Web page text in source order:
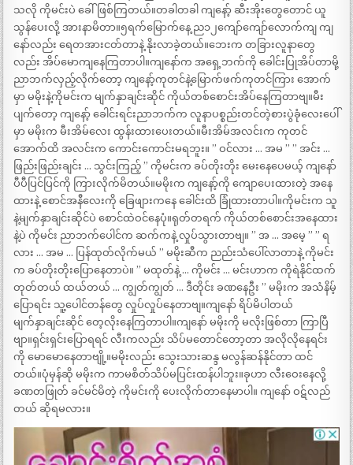
သလို ကိုမင်းပဲ ခေါ်ဖြစ်ကြတယ်။တခါတခါ ကျနော့် ဆီးအိုးတွေတောင် ယူ
သွန်ပေးလို့ အားနာမိတာ။၅ရက်မြောက်နေ့ ည၁၂ကျော်ကျော်လောက်ကျ ကျ
နော်လည်း ရေတအားငတ်တာနဲ့ နိုးလာခဲ့တယ်။ဘေးက တခြားလူနာတွေ
လည်း အိပ်မောကျနေကြတာပါ။ကျနော်က အရှေ့ဘက်ကို ခေါင်းပြုအိပ်တာမို့
ညာဘက်လှည့်လိုက်တော့ ကျနော့်ကုတင်နဲ့မြောက်ဖက်ကုတင်ကြား အောက်
မှာ မမိုးနဲ့ကိုမင်းက မျက်နှာချင်းဆိုင် ကိုယ်တစ်စောင်းအိပ်နေကြတာဗျ။မီး
ပျက်တော့ ကျနော့် ခေါင်းရင်းညာဘက်က လူနာပစ္စည်းတင်တဲ့စားပွဲခုံလေးပေါ်
မှာ မမိုးက မီးအိမ်လေး ထွန်းထားပေးတယ်။မီးအိမ်အလင်းက ကုတင်
အောက်ထိ အလင်းက ကောင်းကောင်းမရဘူး။ ” ဝင်လား … အမ ” ” အင်း …
ဖြည်းဖြည်းချင်း … သွင်းကြည့် ” ကိုမင်းက ခပ်တိုးတိုး မေးနေပေမယ့် ကျနော်
ပီပီပြင်ပြင်ကို ကြားလိုက်မိတယ်။မမိုးက ကျနော့်ကို ကျောပေးထားတဲ့ အနေ
ထားနဲ့ စောင်အနီလေးကို ခြေဖျားကနေ ခေါင်းထိ ခြုံထားတာပါ။ကိုမင်းက သူ
နဲ့မျက်နှာချင်းဆိုင်ပဲ စောင်ထဲဝင်နေပုံ။ရုတ်တရက် ကိုယ်တစ်စောင်းအနေထား
နဲ့ပဲ ကိုမင်း ညာဘက်ပေါင်က ဆက်ကနဲ့ လှုပ်သွားတာဗျ။ ” အ … အမေ့ ” ” ရ
လား … အမ … ပြန်ထုတ်လိုက်မယ် ” မမိုးဆီက ညည်းသံပေါ်လာတာနဲ့ ကိုမင်း
က ခပ်တိုးတိုးပြောနေတာပဲ။ ” မထုတ်နဲ့ … ကိုမင်း … မင်းဟာက ကိုရဲနိုင်ထက်
တုတ်တယ် ထယ်တယ် … ကျွတ်ကျွတ် … ဒီတိုင်း ခဏနေဦး ” မမိုးက အသံနိမ့်
ပြောရင်း သူ့ပေါင်တန်တွေ လှုပ်လှုပ်နေတာဗျ။ကျနော် ရိပ်မိပါတယ်
မျက်နှာချင်းဆိုင် တေ့လိုးနေကြတာပါ။ကျနော် မမိုးကို မလိုးဖြစ်တာ ကြာပြီ
ဗျာ။ရှင်းရှင်းပြောရရင် လီးကလည်း သိပ်မတောင်တော့တာ အလိုလိုနေရင်း
ကို မောမောနေတာဗျို့။မမိုးလည်း သွေးသားဆန္ဒ မလွန်ဆန်နိုင်တာ ထင်
တယ်။ပုံမှန်ဆို မမိုးက ကာမစိတ်သိပ်မပြင်းထန်ပါဘူး။ခုဟာ လီးဝေးနေလို့
ခဏတဖြုတ် ခင်မင်မိတဲ့ ကိုမင်းကို ပေးလိုက်တာနေမာပါ။ ကျနော် ဝဋ်လည်
တယ် ဆိုရမလား။